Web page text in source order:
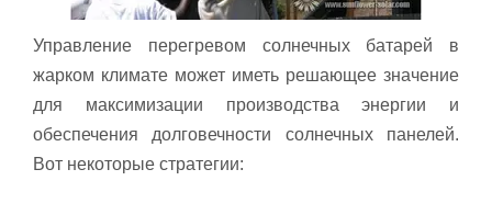
Управление перегревом солнечных батарей в
жарком климате может иметь решающее значение
для максимизации производства энергии и
обеспечения долговечности солнечных панелей.
Вот некоторые стратегии: